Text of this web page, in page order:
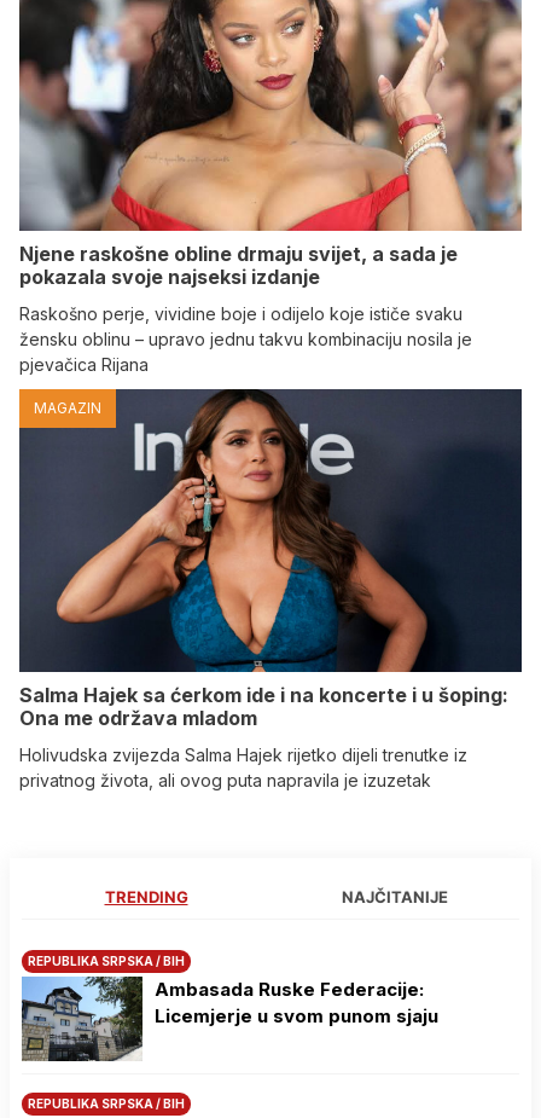
Njene raskošne obline drmaju svijet, a sada je
pokazala svoje najseksi izdanje
Raskošno perje, vividine boje i odijelo koje ističe svaku
žensku oblinu – upravo jednu takvu kombinaciju nosila je
pjevačica Rijana
MAGAZIN
Salma Hajek sa ćerkom ide i na koncerte i u šoping:
Ona me održava mladom
Holivudska zvijezda Salma Hajek rijetko dijeli trenutke iz
privatnog života, ali ovog puta napravila je izuzetak
TRENDING NAJČITANIJE
REPUBLIKA SRPSKA / BIH
Ambasada Ruske Federacije:
Licemjerje u svom punom sjaju
REPUBLIKA SRPSKA / BIH